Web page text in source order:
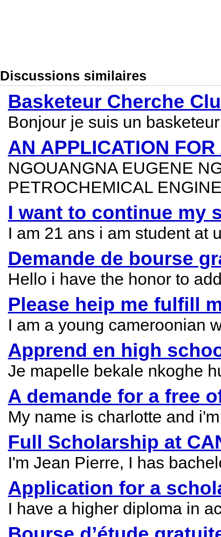
Discussions similaires
Basketeur Cherche
Bonjour je suis un
AN APPLICATION
NGOUANGNA EUGENE
PETROCHEMICAL
I want to continue my
I am 21 ans i am student at
Demande de bourse
Hello i have the honor to
Please heip me fulfill
I am a young cameroonian
Apprend en high
Je mapelle bekale nkoghe
A demande for a free
My name is charlotte and
Full Scholarship at
I'm Jean Pierre, I has
Application for a
I have a higher diploma in